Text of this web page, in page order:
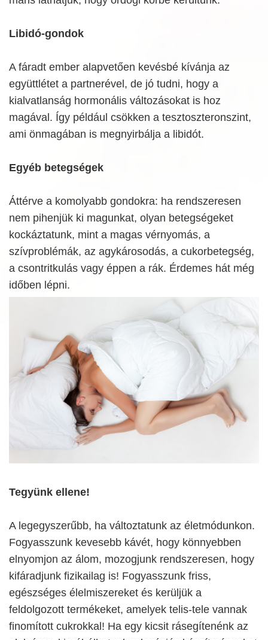
Libidó-gondok
A fáradt ember alapvetően kevésbé kívánja az
együttlétet a partnerével, de jó tudni, hogy a
kialvatlanság hormonális változásokat is hoz
magával. Így például csökken a tesztoszteronszint,
ami önmagában is megnyirbálja a libidót.
Egyéb betegségek
Áttérve a komolyabb gondokra: ha rendszeresen
nem pihenjük ki magunkat, olyan betegségeket
kockáztatunk, mint a magas vérnyomás, a
szívproblémák, az agykárosodás, a cukorbetegség,
a csontritkulás vagy éppen a rák. Érdemes hát még
időben lépni.
Tegyünk ellene!
A legegyszerűbb, ha változtatunk az életmódunkon.
Fogyasszunk kevesebb kávét, hogy könnyebben
elnyomjon az álom, mozogjunk rendszeresen, hogy
kifáradjunk fizikailag is! Fogyasszunk friss,
egészséges élelmiszereket és kerüljük a
feldolgozott termékeket, amelyek telis-tele vannak
finomított cukrokkal! Ha egy kicsit rásegítenénk az